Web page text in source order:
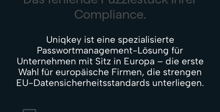
Compliance.
Uniqkey ist eine spezialisierte
Passwortmanagement-Lösung für
Unternehmen mit Sitz in Europa – die erste
Wahl für europäische Firmen, die strengen
EU-Datensicherheitsstandards unterliegen.